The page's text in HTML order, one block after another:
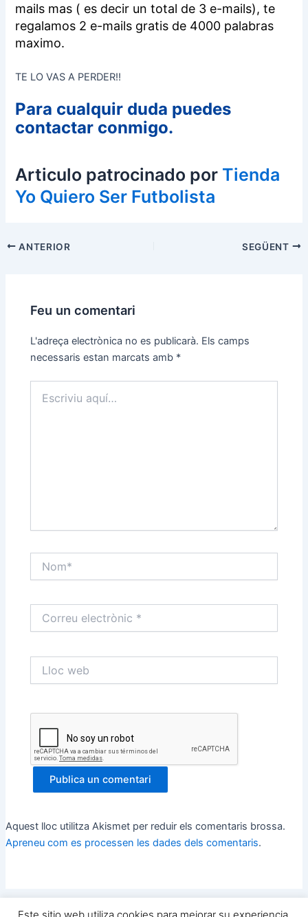
mails mas ( es decir un total de 3 e-mails), te
regalamos 2 e-mails gratis de 4000 palabras
maximo.
TE LO VAS A PERDER!!
Para cualquir duda puedes
contactar conmigo.
Articulo patrocinado por Tienda
Yo Quiero Ser Futbolista
Navegació
ANTERIOR SEGÜENT
Feu un comentari
L'adreça electrònica no es publicarà. Els camps
necessaris estan marcats amb *
aquí…
electrònic
web
Aquest lloc utilitza Akismet per reduir els comentaris brossa.
Apreneu com es processen les dades dels comentaris.